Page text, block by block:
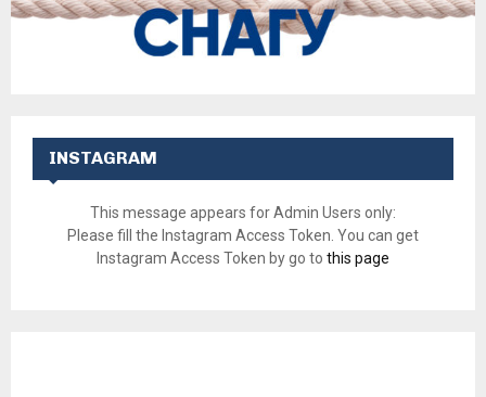
INSTAGRAM
This message appears for Admin Users only:
Please fill the Instagram Access Token. You can get
Instagram Access Token by go to this page